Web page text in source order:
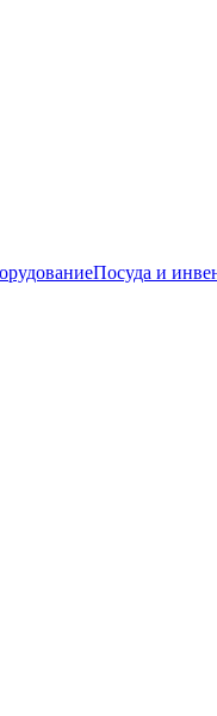
Посуда и